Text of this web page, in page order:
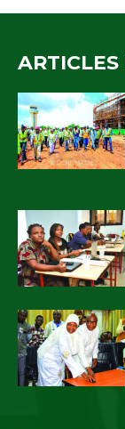
ARTICLES